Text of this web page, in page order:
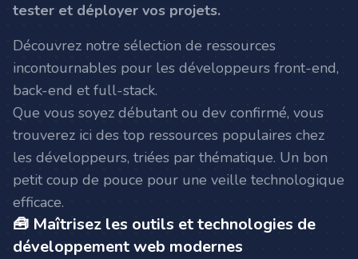
tester et déployer vos projets.
Découvrez notre sélection de ressources
incontournables pour les développeurs front-end,
back-end et full-stack.
Que vous soyez débutant ou dev confirmé, vous
trouverez ici des top ressources populaires chez
les développeurs, triées par thématique. Un bon
petit coup de pouce pour une veille technologique
efficace.
🧰 Maîtrisez les outils et technologies de
développement web modernes